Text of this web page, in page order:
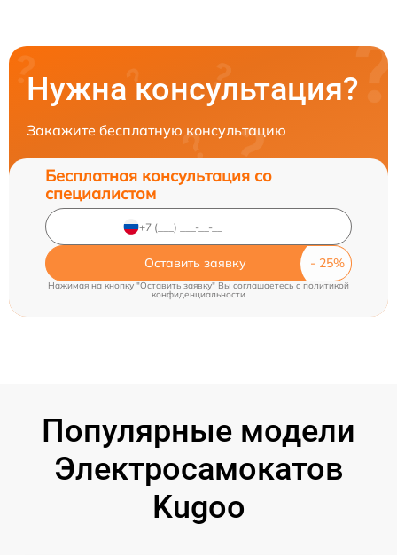
Нужна консультация?
Закажите бесплатную консультацию
Бесплатная консультация со
специалистом
Оставить заявку
Нажимая на кнопку "Оставить заявку" Вы соглашаетесь c политикой
конфиденциальности
Популярные модели
Электросамокатов
Kugoo